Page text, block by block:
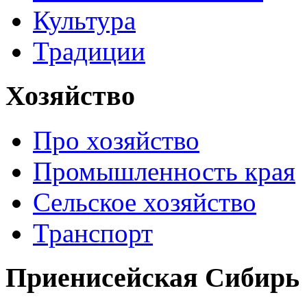
Культура
Традиции
Хозяйство
Про хозяйство
Промышленность края
Сельское хозяйство
Транспорт
Приенисейская Сибирь